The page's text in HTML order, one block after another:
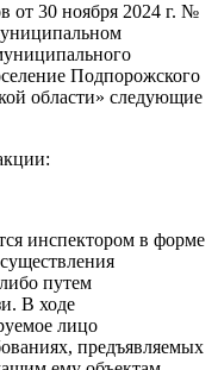
от 30 ноября 2024 г. №
Подпорожского
области» следующие
инспектором в форме
путем
В ходе
лицо
предъявляемых